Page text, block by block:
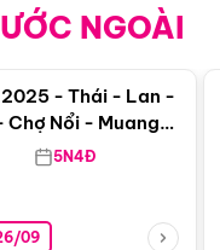
NGOÀI
Điểm nổi bật
2025 - Thái - Lan -
Chợ Nổi - Muang
- Buffet Du
5N4Đ
09